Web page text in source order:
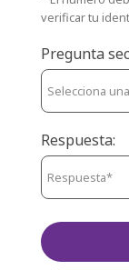
verificar tu
Pregunta
Respuesta: